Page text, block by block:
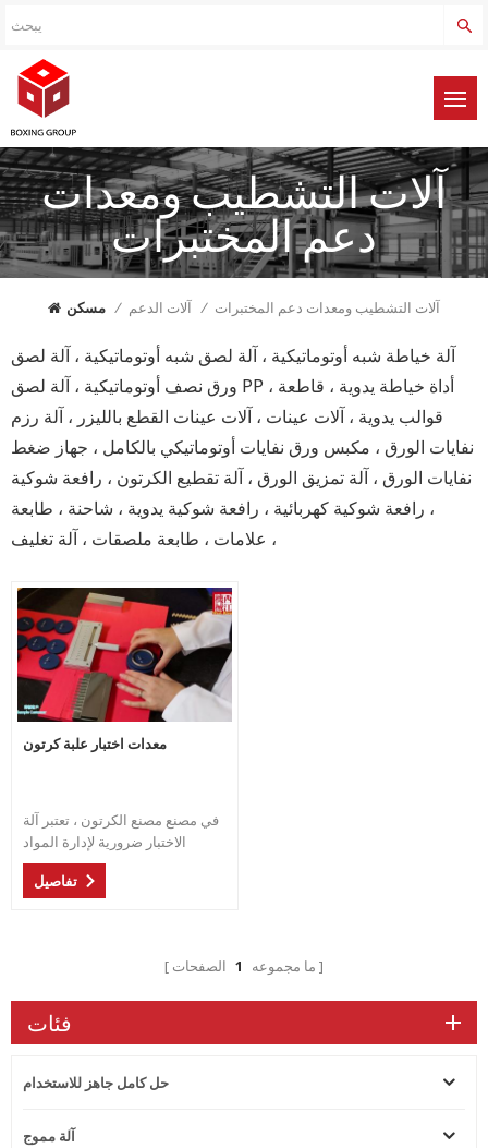
آلات التشطيب ومعدات
دعم المختبرات
مسكن / آلات الدعم / آلات التشطيب ومعدات دعم المختبرات
آلة خياطة شبه أوتوماتيكية ، آلة لصق شبه أوتوماتيكية ، آلة لصق
ورق نصف أوتوماتيكية ، آلة لصق PP ، أداة خياطة يدوية ، قاطعة
قوالب يدوية ، آلات عينات ، آلات عينات القطع بالليزر ، آلة رزم
نفايات الورق ، مكبس ورق نفايات أوتوماتيكي بالكامل ، جهاز ضغط
نفايات الورق ، آلة تمزيق الورق ، آلة تقطيع الكرتون ، رافعة شوكية
، رافعة شوكية كهربائية ، رافعة شوكية يدوية ، شاحنة ، طابعة
علامات ، طابعة ملصقات ، آلة تغليف ،
معدات اختبار علبة كرتون
في مصنع مصنع الكرتون ، تعتبر آلة
الاختبار ضرورية لإدارة المواد
ومراقبة الجودة وإدارة تسليم
العملاء
تفاصيل
ما مجموعه 1 الصفحات
فئات
حل كامل جاهز للاستخدام
آلة مموج